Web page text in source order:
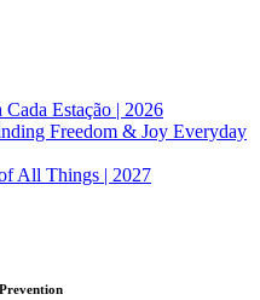
Estação | 2026
Freedom & Joy Everyday
All Things | 2027